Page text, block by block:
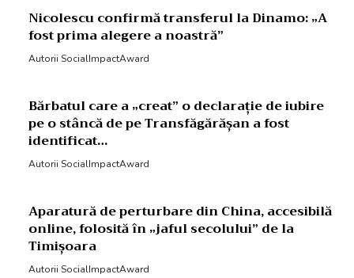
Nicolescu confirmă transferul la Dinamo: „A
fost prima alegere a noastră”
Autorii SocialImpactAward
Bărbatul care a „creat” o declarație de iubire
pe o stâncă de pe Transfăgărășan a fost
identificat…
Autorii SocialImpactAward
Aparatură de perturbare din China, accesibilă
online, folosită în „jaful secolului” de la
Timișoara
Autorii SocialImpactAward